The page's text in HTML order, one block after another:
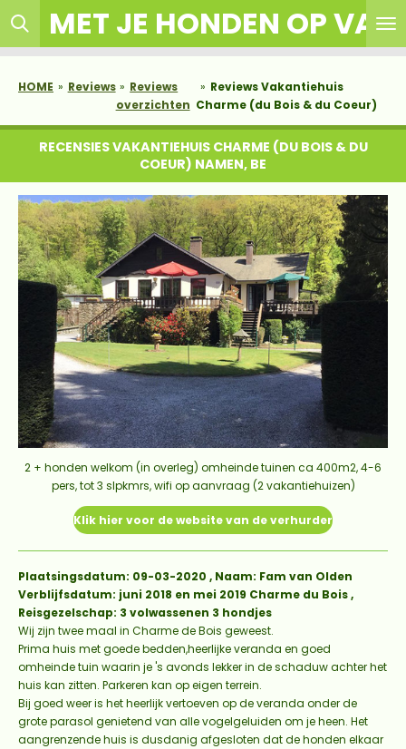
Ga
direct
naar
hoofdinhoud
MET JE HONDEN OP
HOME » Reviews » Reviews
overzichten
» Reviews Vakantiehuis
Charme (du Bois & du Coeur)
RECENSIES VAKANTIEHUIS CHARME (DU BOIS & DU
COEUR) NAMEN, BE
2 + honden welkom (in overleg) omheinde tuinen ca 400m2, 4-6
pers, tot 3 slpkmrs, wifi op aanvraag (2 vakantiehuizen)
Klik hier voor de website van de verhurder
Plaatsingsdatum: 09-03-2020 , Naam: Fam van Olden
Verblijfsdatum: juni 2018 en mei 2019 Charme du Bois ,
Reisgezelschap: 3 volwassenen 3 hondjes
Wij zijn twee maal in Charme de Bois geweest.
Prima huis met goede bedden,heerlijke veranda en goed
omheinde tuin waarin je 's avonds lekker in de schaduw achter het
huis kan zitten. Parkeren kan op eigen terrein.
Bij goed weer is het heerlijk vertoeven op de veranda onder de
grote parasol genietend van alle vogelgeluiden om je heen. Het
aangrenzende huis is dusdanig afgesloten dat de honden elkaar